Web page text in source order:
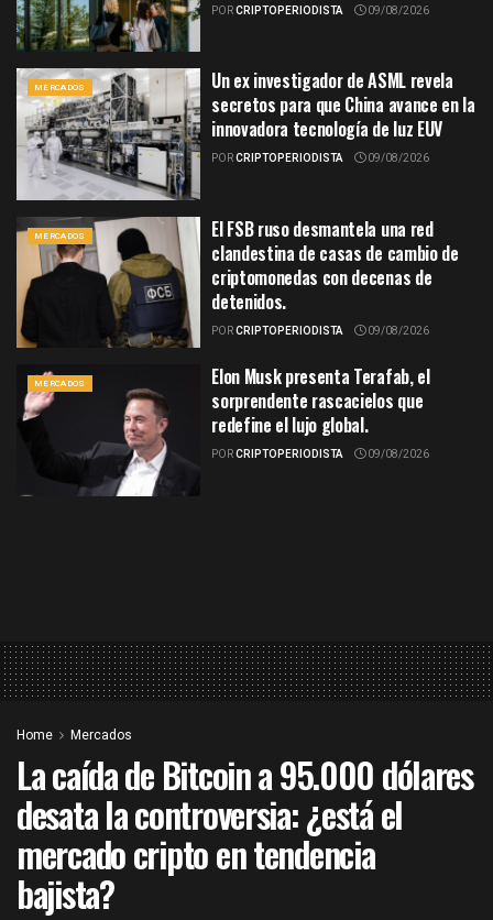
PORCRIPTOPERIODISTA 09/08/2026
MERCADOS
Un ex investigador de ASML revela
secretos para que China avance en la
innovadora tecnología de luz EUV
PORCRIPTOPERIODISTA 09/08/2026
MERCADOS
El FSB ruso desmantela una red
clandestina de casas de cambio de
criptomonedas con decenas de
detenidos.
PORCRIPTOPERIODISTA 09/08/2026
MERCADOS
Elon Musk presenta Terafab, el
sorprendente rascacielos que
redefine el lujo global.
PORCRIPTOPERIODISTA 09/08/2026
Home Mercados
La caída de Bitcoin a 95.000 dólares
desata la controversia: ¿está el
mercado cripto en tendencia
bajista?